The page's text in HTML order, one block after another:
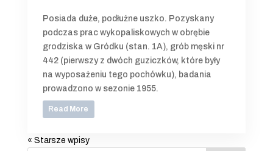
Posiada duże, podłużne uszko. Pozyskany
podczas prac wykopaliskowych w obrębie
grodziska w Gródku (stan. 1A), grób męski nr
442 (pierwszy z dwóch guziczków, które były
na wyposażeniu tego pochówku), badania
prowadzono w sezonie 1955.
Read More
« Starsze wpisy